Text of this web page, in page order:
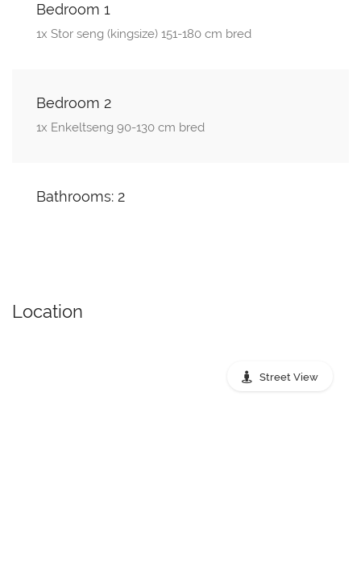
Bedroom 1
1x Stor seng (kingsize) 151-180 cm bred
Bedroom 2
1x Enkeltseng 90-130 cm bred
Bathrooms: 2
Location
Street View